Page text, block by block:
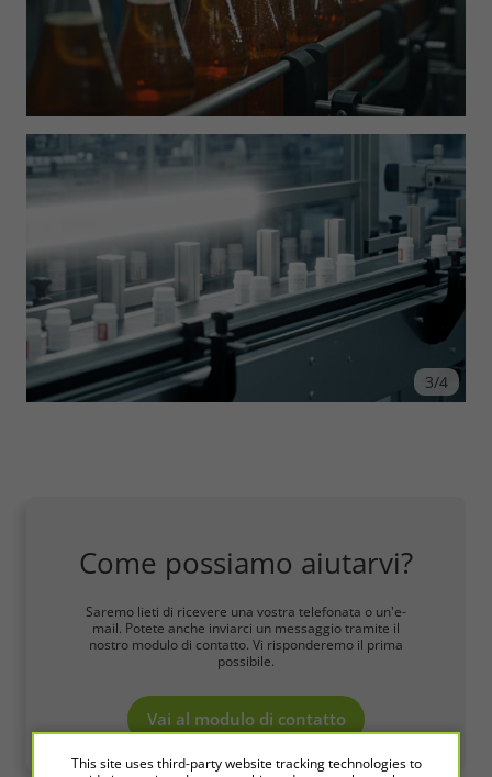
3/4
Come possiamo aiutarvi?
Saremo lieti di ricevere una vostra telefonata o un'e-
mail. Potete anche inviarci un messaggio tramite il
nostro modulo di contatto. Vi risponderemo il prima
possibile.
Vai al modulo di contatto
This site uses third-party website tracking technologies to